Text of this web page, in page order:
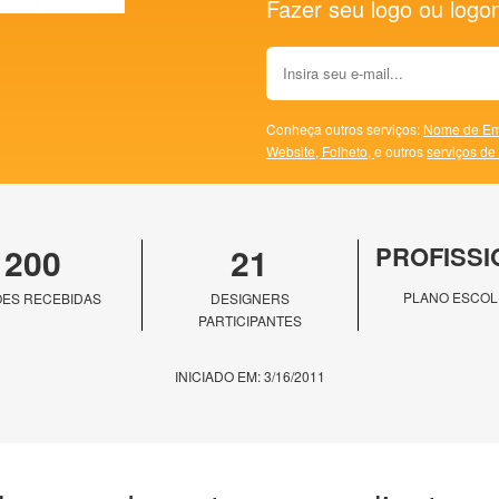
Fazer seu logo ou
Conheça outros serviços: Nome de
Website, Folheto, e outrosserviços
200
RECEBIDAS
21
DESIGNERS
PARTICIPANTES
PLANO
INICIADO EM: 3/16/2011